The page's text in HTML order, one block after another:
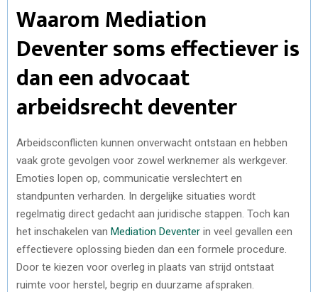
Waarom Mediation
Deventer soms effectiever is
dan een advocaat
arbeidsrecht deventer
Arbeidsconflicten kunnen onverwacht ontstaan en hebben
vaak grote gevolgen voor zowel werknemer als werkgever.
Emoties lopen op, communicatie verslechtert en
standpunten verharden. In dergelijke situaties wordt
regelmatig direct gedacht aan juridische stappen. Toch kan
het inschakelen van Mediation Deventer in veel gevallen een
effectievere oplossing bieden dan een formele procedure.
Door te kiezen voor overleg in plaats van strijd ontstaat
ruimte voor herstel, begrip en duurzame afspraken.